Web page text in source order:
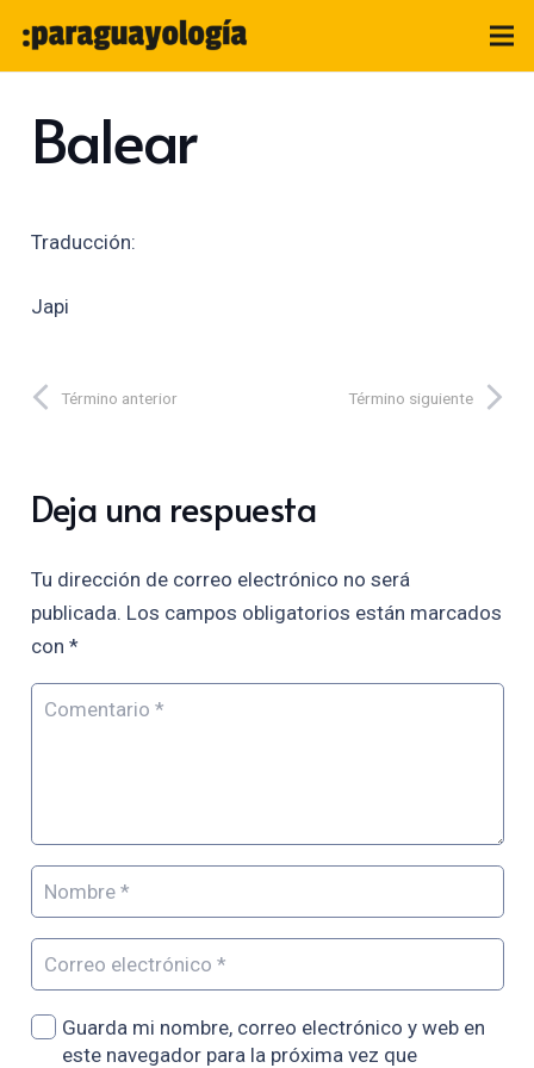
Balear
Traducción:
Japi
Término anterior Término siguiente
Deja una respuesta
Tu dirección de correo electrónico no será
publicada. Los campos obligatorios están marcados
con *
Guarda mi nombre, correo electrónico y web en
este navegador para la próxima vez que